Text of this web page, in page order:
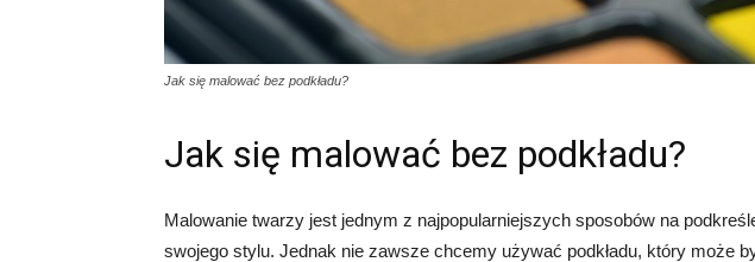
Jak się malować bez podkładu?
Jak się malować bez podkładu?
Malowanie twarzy jest jednym z najpopularniejszych sposobów na
swojego stylu. Jednak nie zawsze chcemy używać podkładu, który może